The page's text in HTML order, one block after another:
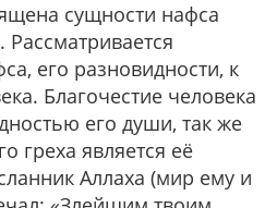
сущности нафса
Рассматривается
его разновидности, к
Благочестие человека
его души, так же
греха является её
Аллаха (мир ему и